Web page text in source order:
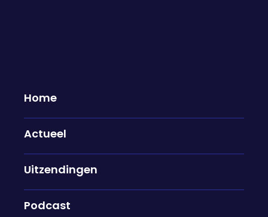
Home
Actueel
Uitzendingen
Podcast
Het einde van het mei-reces:
"Deze mensen zijn allemaal de
politiek ingegaan door Pieter
Omtzigt"